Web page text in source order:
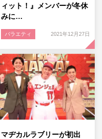
ィット！』メンバーが冬休
みに…
バラエティ 2021年12月27日
マヂカルラブリーが初出